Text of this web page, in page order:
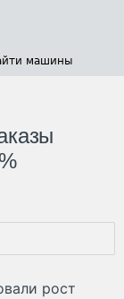
машины
рост